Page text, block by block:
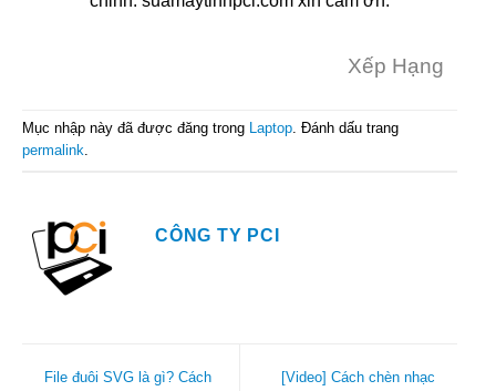
Xếp Hạng
Mục nhập này đã được đăng trong Laptop. Đánh dấu trang
permalink.
CÔNG TY PCI
File đuôi SVG là gì? Cách
[Video] Cách chèn nhạc